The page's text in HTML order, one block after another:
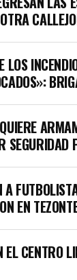
SEGURIDAD
A
EN
EL CENTRO